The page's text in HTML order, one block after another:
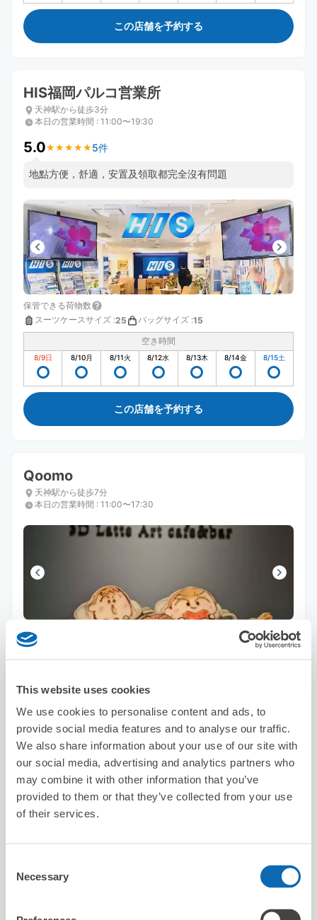
This website uses cookies
We use cookies to personalise content and ads, to
provide social media features and to analyse our traffic.
We also share information about your use of our site with
our social media, advertising and analytics partners who
may combine it with other information that you’ve
provided to them or that they’ve collected from your use
of their services.
Selection
Necessary
この店舗を予約する
HIS福岡パルコ営業所
天神駅から徒歩3分
本日の営業時間 : 11:00〜19:30
5.0★ ★ ★ ★ ★
★ ★ ★ ★ ★ 5件
地點方便，舒適，安置及領取都完全沒有問題
保管できる荷物数
スーツケースサイズ :25 バッグサイズ :15
空き時間
8/9日 8/10月 8/11火 8/12水 8/13木 8/14金 8/15土
この店舗を予約する
Qoomo
天神駅から徒歩7分
本日の営業時間 : 11:00〜17:30
保管できる荷物数
スーツケースサイズ
この店舗を予約する
SPACE on the Station
西鉄福岡（天神）駅から徒歩0分
Very nice location!!